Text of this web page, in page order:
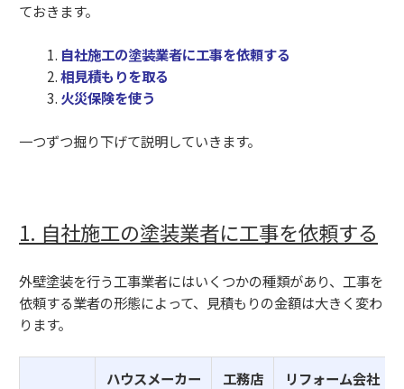
ておきます。
自社施工の塗装業者に工事を依頼する
相見積もりを取る
火災保険を使う
一つずつ掘り下げて説明していきます。
1. 自社施工の塗装業者に工事を依頼する
外壁塗装を行う工事業者にはいくつかの種類があり、工事を
依頼する業者の形態によって、見積もりの金額は大きく変わ
ります。
ハウスメーカー 工務店 リフォーム会社